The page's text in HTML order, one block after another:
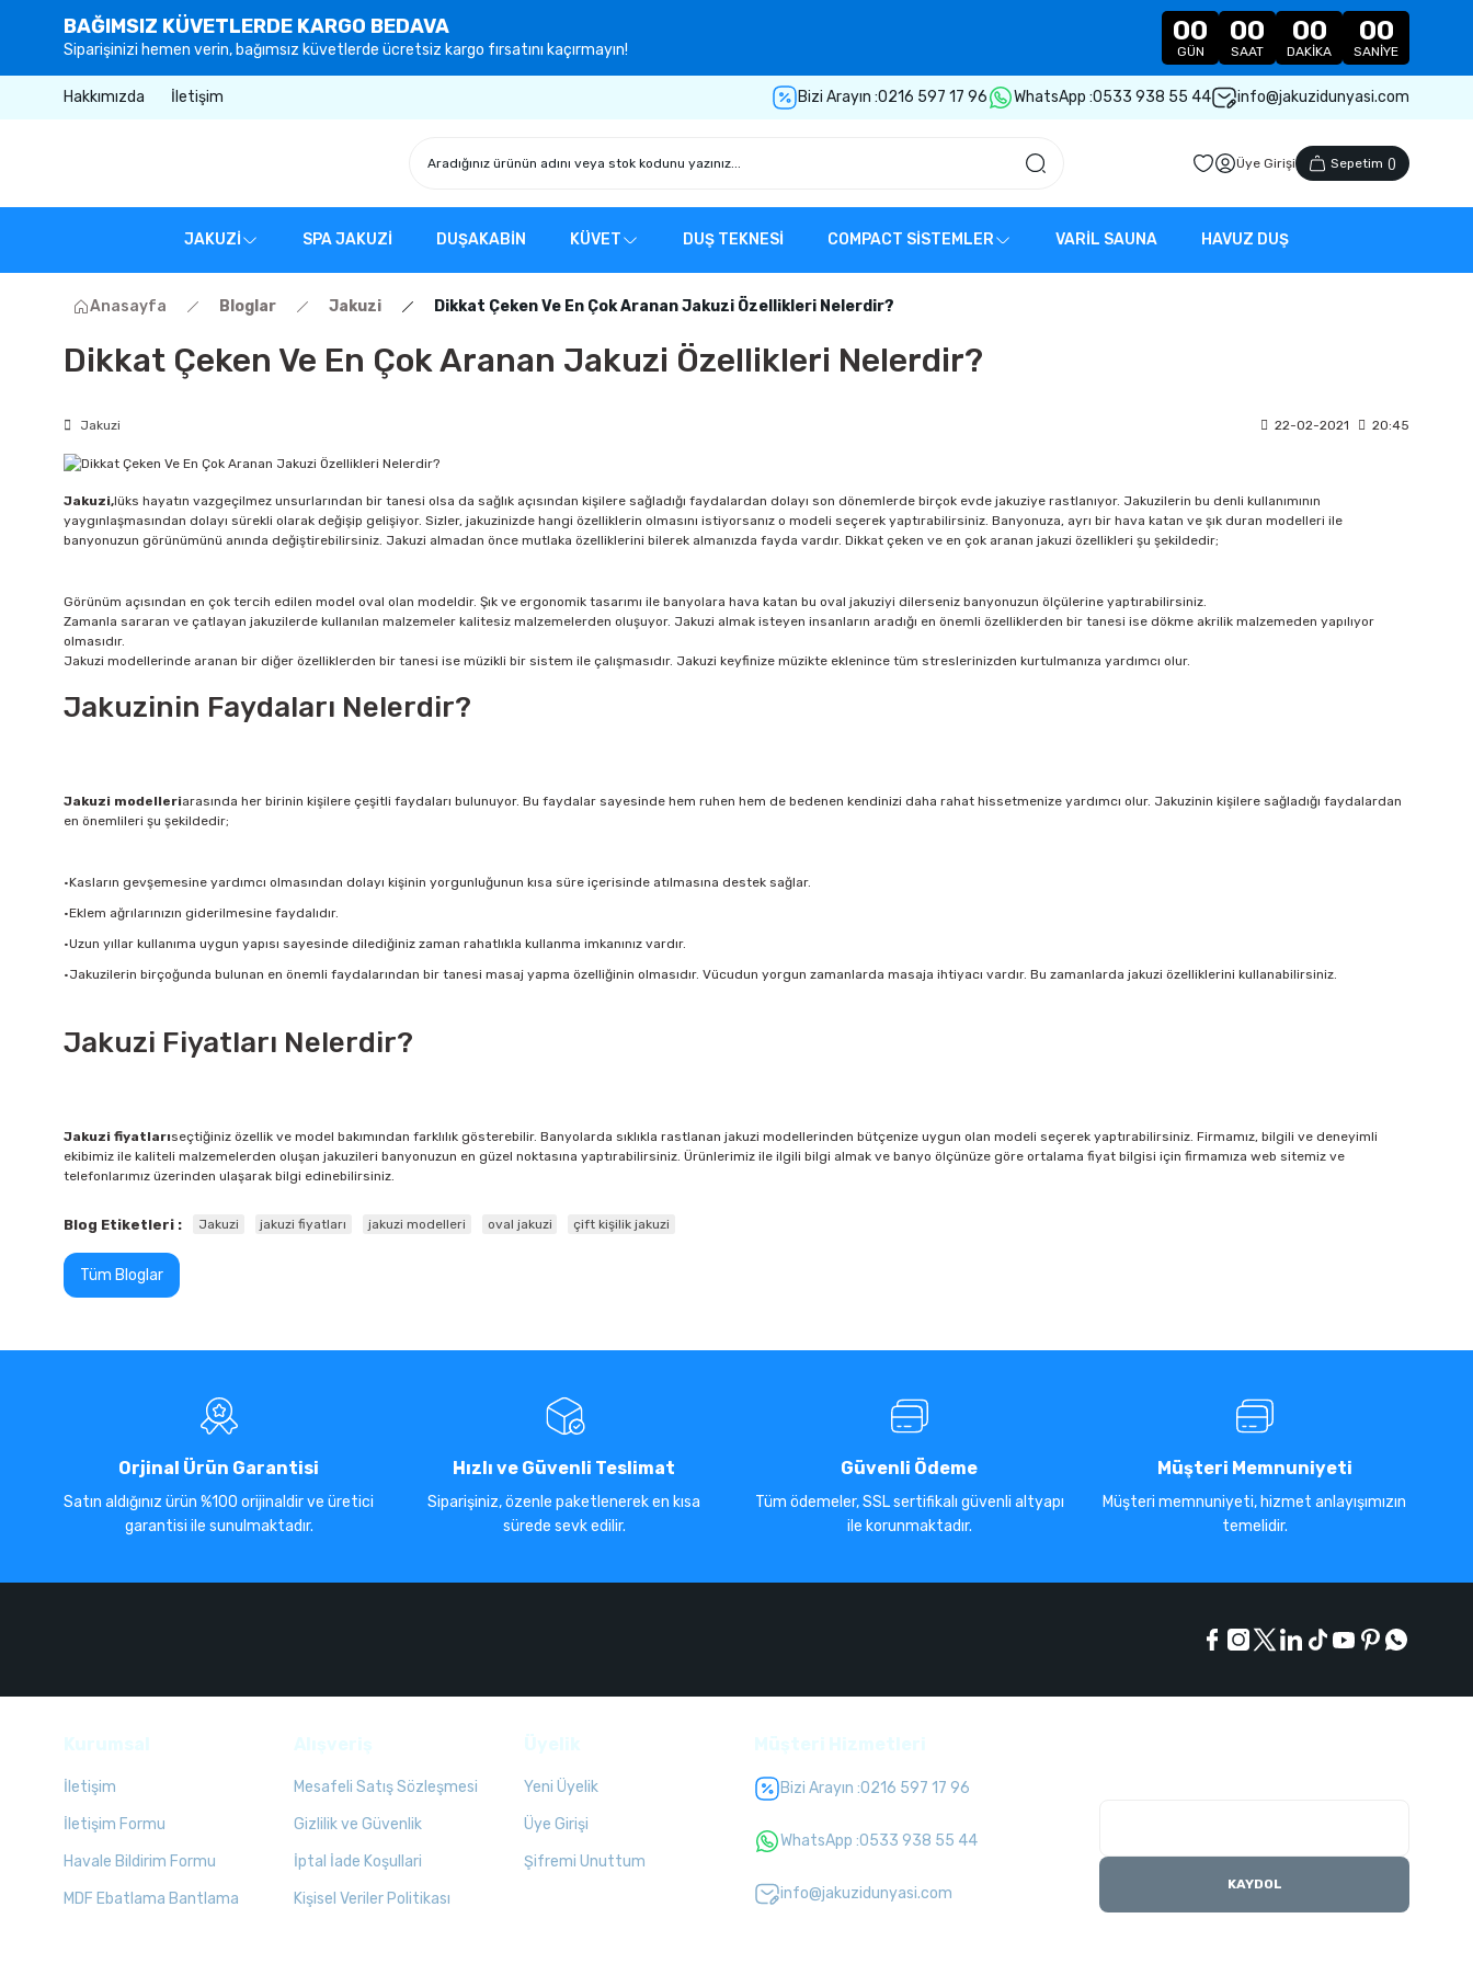
BAĞIMSIZ KÜVETLERDE KARGO BEDAVA
Siparişinizi hemen verin, bağımsız küvetlerde ücretsiz kargo fırsatını kaçırmayın!
00
GÜN
00
SAAT
00
DAKIKA
00
SANIYE
Hakkımızda İletişim Bizi Arayın :0216 597 17 96 WhatsApp :0533 938 55 44 info@jakuzidunyasi.com
Üye Girişi Sepetim ()
JAKUZİ SPA JAKUZİ DUŞAKABİN KÜVET DUŞ TEKNESİ COMPACT SİSTEMLER VARİL SAUNA HAVUZ DUŞ
Anasayfa Bloglar Jakuzi Dikkat Çeken Ve En Çok Aranan Jakuzi Özellikleri Nelerdir?
Dikkat Çeken Ve En Çok Aranan Jakuzi Özellikleri Nelerdir?
Jakuzi 22-02-2021 20:45
Jakuzi,lüks hayatın vazgeçilmez unsurlarından bir tanesi olsa da sağlık açısından kişilere sağladığı faydalardan dolayı son dönemlerde birçok evde jakuziye rastlanıyor. Jakuzilerin bu denli kullanımının
yaygınlaşmasından dolayı sürekli olarak değişip gelişiyor. Sizler, jakuzinizde hangi özelliklerin olmasını istiyorsanız o modeli seçerek yaptırabilirsiniz. Banyonuza, ayrı bir hava katan ve şık duran modelleri ile
banyonuzun görünümünü anında değiştirebilirsiniz. Jakuzi almadan önce mutlaka özelliklerini bilerek almanızda fayda vardır. Dikkat çeken ve en çok aranan jakuzi özellikleri şu şekildedir;
Görünüm açısından en çok tercih edilen model oval olan modeldir. Şık ve ergonomik tasarımı ile banyolara hava katan bu oval jakuziyi dilerseniz banyonuzun ölçülerine yaptırabilirsiniz.
Zamanla sararan ve çatlayan jakuzilerde kullanılan malzemeler kalitesiz malzemelerden oluşuyor. Jakuzi almak isteyen insanların aradığı en önemli özelliklerden bir tanesi ise dökme akrilik malzemeden yapılıyor
olmasıdır.
Jakuzi modellerinde aranan bir diğer özelliklerden bir tanesi ise müzikli bir sistem ile çalışmasıdır. Jakuzi keyfinize müzikte eklenince tüm streslerinizden kurtulmanıza yardımcı olur.
Jakuzinin Faydaları Nelerdir?
Jakuzi modelleriarasında her birinin kişilere çeşitli faydaları bulunuyor. Bu faydalar sayesinde hem ruhen hem de bedenen kendinizi daha rahat hissetmenize yardımcı olur. Jakuzinin kişilere sağladığı faydalardan
en önemlileri şu şekildedir;
·Kasların gevşemesine yardımcı olmasından dolayı kişinin yorgunluğunun kısa süre içerisinde atılmasına destek sağlar.
·Eklem ağrılarınızın giderilmesine faydalıdır.
·Uzun yıllar kullanıma uygun yapısı sayesinde dilediğiniz zaman rahatlıkla kullanma imkanınız vardır.
·Jakuzilerin birçoğunda bulunan en önemli faydalarından bir tanesi masaj yapma özelliğinin olmasıdır. Vücudun yorgun zamanlarda masaja ihtiyacı vardır. Bu zamanlarda jakuzi özelliklerini kullanabilirsiniz.
Jakuzi Fiyatları Nelerdir?
Jakuzi fiyatlarıseçtiğiniz özellik ve model bakımından farklılık gösterebilir. Banyolarda sıklıkla rastlanan jakuzi modellerinden bütçenize uygun olan modeli seçerek yaptırabilirsiniz. Firmamız, bilgili ve deneyimli
ekibimiz ile kaliteli malzemelerden oluşan jakuzileri banyonuzun en güzel noktasına yaptırabilirsiniz. Ürünlerimiz ile ilgili bilgi almak ve banyo ölçünüze göre ortalama fiyat bilgisi için firmamıza web sitemiz ve
telefonlarımız üzerinden ulaşarak bilgi edinebilirsiniz.
Blog Etiketleri : Jakuzi jakuzi fiyatları jakuzi modelleri oval jakuzi çift kişilik jakuzi
Tüm Bloglar
Orjinal Ürün Garantisi
Satın aldığınız ürün %100 orijinaldir ve üretici
garantisi ile sunulmaktadır.
Hızlı ve Güvenli Teslimat
Siparişiniz, özenle paketlenerek en kısa
sürede sevk edilir.
Güvenli Ödeme
Tüm ödemeler, SSL sertifikalı güvenli altyapı
ile korunmaktadır.
Müşteri Memnuniyeti
Müşteri memnuniyeti, hizmet anlayışımızın
temelidir.
İletişim
İletişim Formu
Havale Bildirim Formu
MDF Ebatlama Bantlama
Mesafeli Satış Sözleşmesi
Gizlilik ve Güvenlik
İptal İade Koşullari
Kişisel Veriler Politikası
Yeni Üyelik
Üye Girişi
Şifremi Unuttum
Bizi Arayın :0216 597 17 96
WhatsApp :0533 938 55 44
info@jakuzidunyasi.com KAYDOL